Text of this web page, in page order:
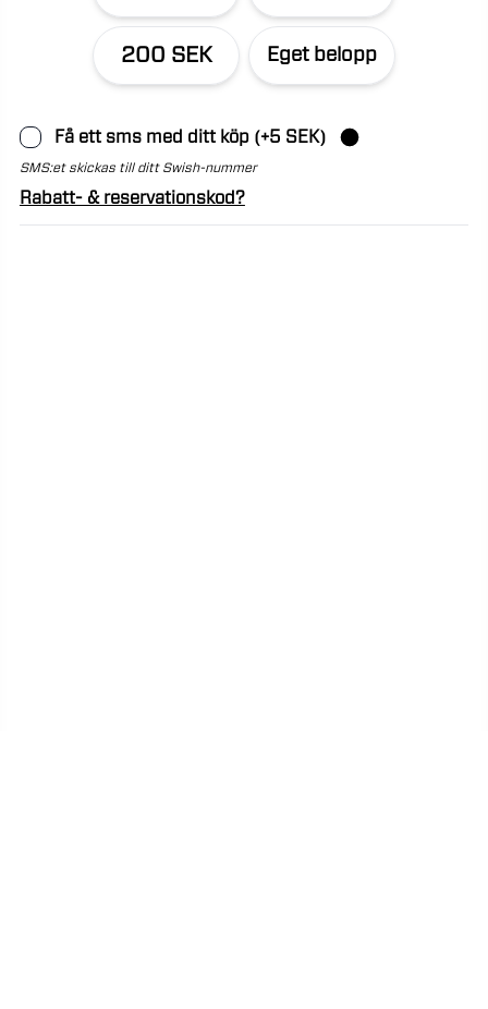
200 SEK Eget belopp
Få ett sms med ditt köp (+5 SEK)
SMS:et skickas till ditt Swish-nummer
Rabatt- & reservationskod?